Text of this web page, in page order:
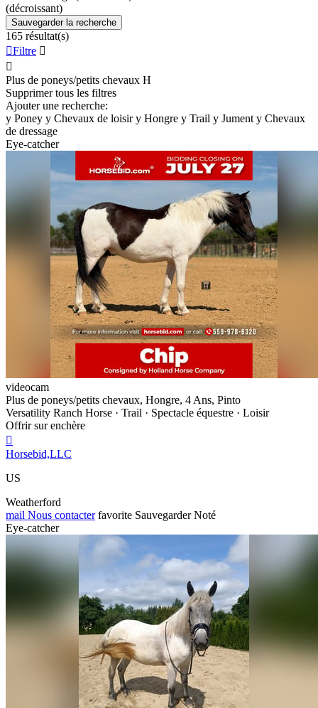
(décroissant)
Sauvegarder la recherche
165 résultat(s)
Filtre 

Plus de poneys/petits chevaux H
Supprimer tous les filtres
Ajouter une recherche:
y Poney y Chevaux de loisir y Hongre y Trail y Jument y Chevaux
de dressage
Eye-catcher
videocam
Plus de poneys/petits chevaux, Hongre, 4 Ans, Pinto
Versatility Ranch Horse · Trail · Spectacle équestre · Loisir
Offrir sur enchère

Horsebid,LLC
US
Weatherford
mail Nous contacter favorite Sauvegarder Noté
Eye-catcher